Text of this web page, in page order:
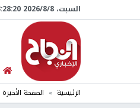
السبت، 8/‏8/‏2026 03:28:21 صباحاً
الرئيسية الصفحة الأخيرة